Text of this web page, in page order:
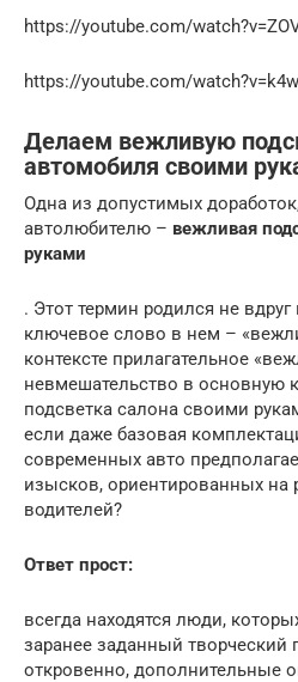
https://youtube.com/
https://youtube.com/
Делаем вежливую
автомобиля своими
Одна из допустимых
автолюбителю – вежливая
руками
. Этот термин родился не
ключевое слово в нем –
контексте прилагательное
невмешательство в основную
подсветка салона своими
если даже базовая
современных авто
изысков, ориентированных на
водителей?
Ответ прост:
всегда находятся люди,
заранее заданный творческий
откровенно, дополнительные